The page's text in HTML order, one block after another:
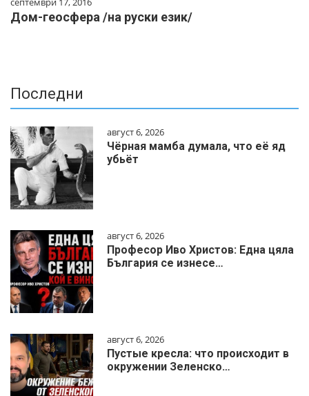
Дом-геосфера /на руски език/
Последни
август 6, 2026
Чёрная мамба думала, что её яд
убьёт
август 6, 2026
Професор Иво Христов: Една цяла
България се изнесе…
август 6, 2026
Пустые кресла: что происходит в
окружении Зеленско…